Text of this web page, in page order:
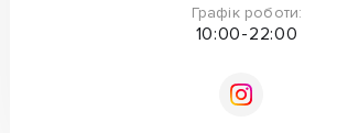
Графік роботи:
10:00-22:00